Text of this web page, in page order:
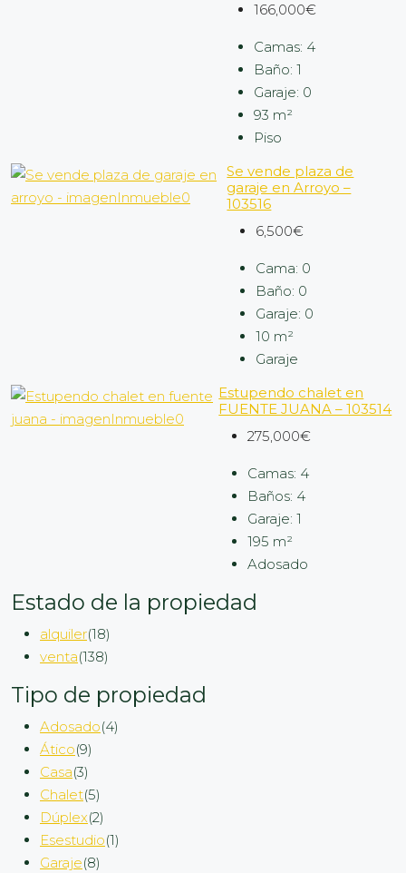
166,000€
Camas: 4
Baño: 1
Garaje: 0
93 m²
Piso
Se vende plaza de
garaje en Arroyo –
103516
6,500€
Cama: 0
Baño: 0
Garaje: 0
10 m²
Garaje
Estupendo chalet en
FUENTE JUANA – 103514
275,000€
Camas: 4
Baños: 4
Garaje: 1
195 m²
Adosado
Estado de la propiedad
alquiler(18)
venta(138)
Tipo de propiedad
Adosado(4)
Ático(9)
Casa(3)
Chalet(5)
Dúplex(2)
Esestudio(1)
Garaje(8)